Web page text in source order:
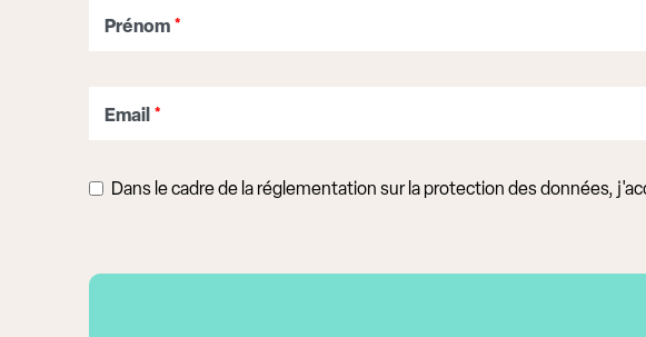
Prénom *
Email *
Dans le cadre de la réglementation sur la protection des données,